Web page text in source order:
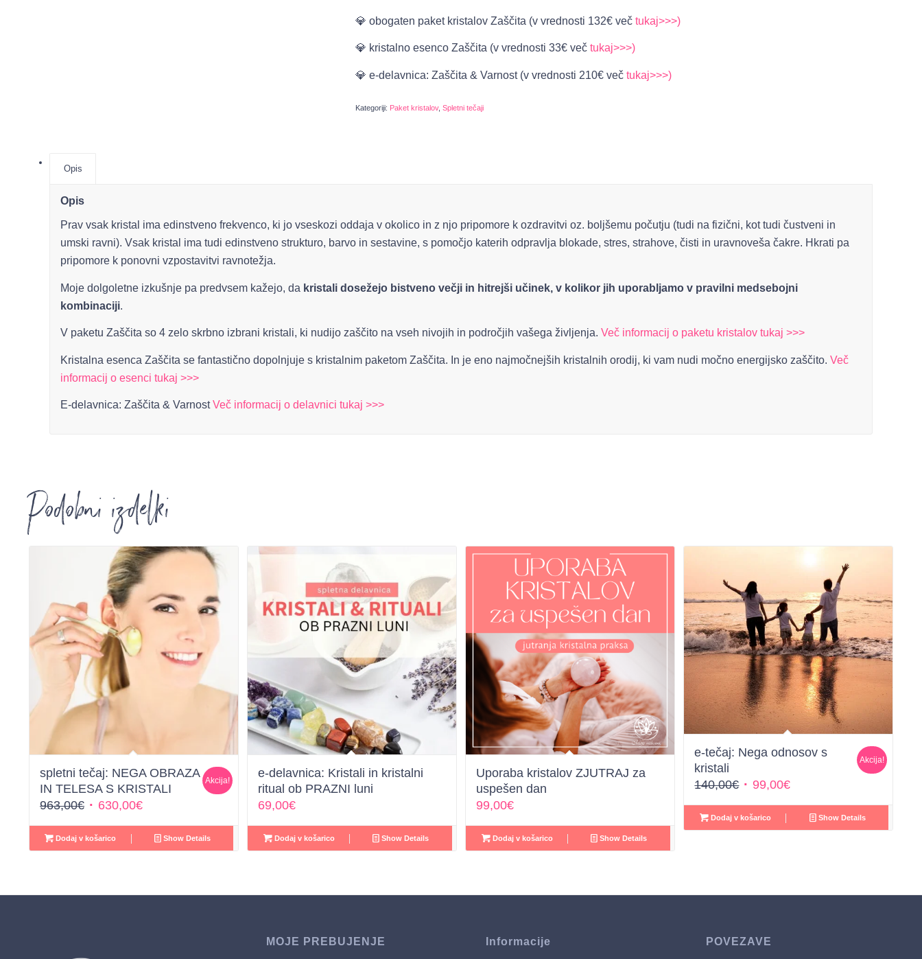
💎 obogaten paket kristalov Zaščita (v vrednosti 132€ več tukaj>>>)
💎 kristalno esenco Zaščita (v vrednosti 33€ več tukaj>>>)
💎 e-delavnica: Zaščita & Varnost (v vrednosti 210€ več tukaj>>>)
Kategoriji: Paket kristalov, Spletni tečaji
Opis
Opis
Prav vsak kristal ima edinstveno frekvenco, ki jo vseskozi oddaja v okolico in z njo pripomore k ozdravitvi oz. boljšemu počutju (tudi na fizični, kot tudi čustveni in
umski ravni). Vsak kristal ima tudi edinstveno strukturo, barvo in sestavine, s pomočjo katerih odpravlja blokade, stres, strahove, čisti in uravnoveša čakre. Hkrati pa
pripomore k ponovni vzpostavitvi ravnotežja.
Moje dolgoletne izkušnje pa predvsem kažejo, da kristali dosežejo bistveno večji in hitrejši učinek, v kolikor jih uporabljamo v pravilni medsebojni
kombinaciji.
V paketu Zaščita so 4 zelo skrbno izbrani kristali, ki nudijo zaščito na vseh nivojih in področjih vašega življenja. Več informacij o paketu kristalov tukaj >>>
Kristalna esenca Zaščita se fantastično dopolnjuje s kristalnim paketom Zaščita. In je eno najmočnejših kristalnih orodij, ki vam nudi močno energijsko zaščito. Več
informacij o esenci tukaj >>>
E-delavnica: Zaščita & VarnostVeč informacij o delavnici tukaj >>>
Podobni izdelki
spletni tečaj: NEGA OBRAZA
IN TELESA S KRISTALI
963,00€ Izvirna
je
bila:
630,00€Trenutna
je:
630,00€.
Akcija!
Dodaj v košarico Show Details
e-delavnica: Kristali in kristalni
ritual ob PRAZNI luni
69,00€
Dodaj v košarico Show Details
Uporaba kristalov ZJUTRAJ za
uspešen dan
99,00€
Dodaj v košarico Show Details
e-tečaj: Nega odnosov s
kristali
140,00€ Izvirna
je
bila:
99,00€Trenutna
99,00€.
Akcija!
Dodaj v košarico Show Details
MOJE PREBUJENJE Informacije POVEZAVE